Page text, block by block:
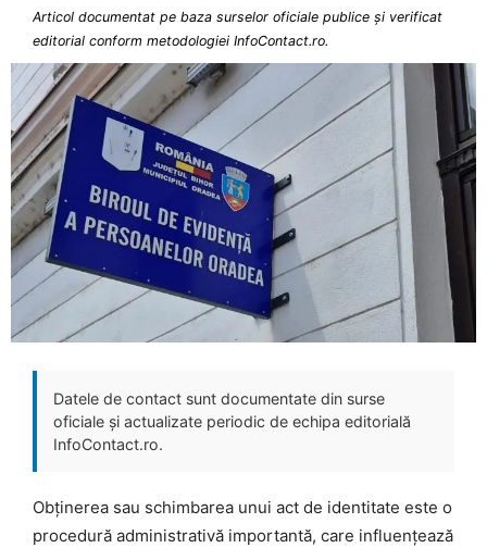
Articol documentat pe baza surselor oficiale publice și verificat
editorial conform metodologiei InfoContact.ro.
Datele de contact sunt documentate din surse
oficiale și actualizate periodic de echipa editorială
InfoContact.ro.
Obținerea sau schimbarea unui act de identitate este o
procedură administrativă importantă, care influențează